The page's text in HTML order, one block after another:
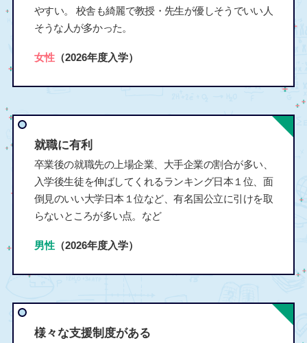
やすい。 校舎も綺麗で教授・先生が優しそうでいい人
そうな人が多かった。
女性（2026年度入学）
就職に有利
卒業後の就職先の上場企業、大手企業の割合が多い、
入学後生徒を伸ばしてくれるランキング日本１位、面
倒見のいい大学日本１位など、有名国公立に引けを取
らないところが多い点。など
男性（2026年度入学）
様々な支援制度がある